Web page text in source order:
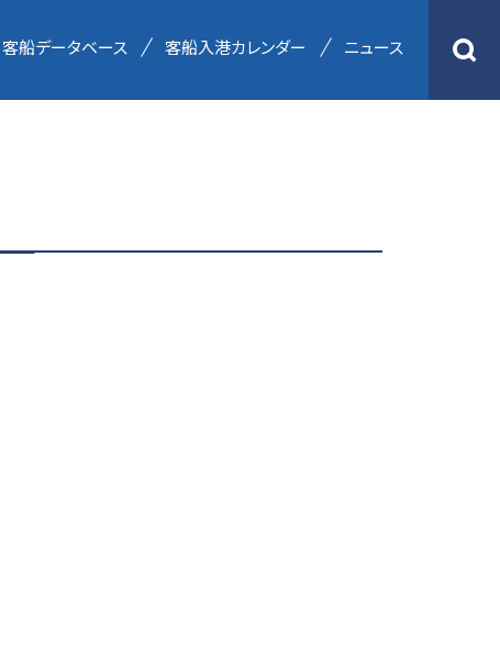
客船データベース 客船入港カレンダー ニュース